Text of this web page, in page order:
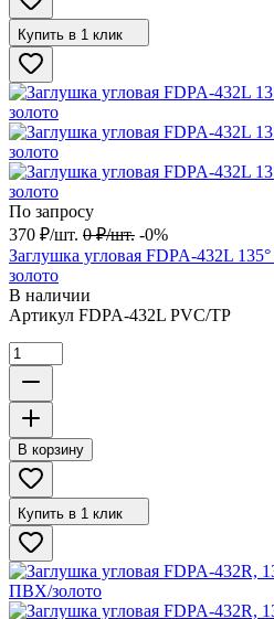
Купить в 1 клик
По запросу
370 ₽/шт. 0 ₽/шт. -0%
Заглушка угловая FDPA-432L
золото
В наличии
Артикул FDPA-432L PVC/TP
В корзину
Купить в 1 клик